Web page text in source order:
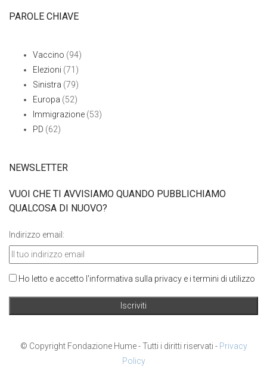
PAROLE CHIAVE
Vaccino (94)
Elezioni (71)
Sinistra (79)
Europa (52)
Immigrazione (53)
PD (62)
NEWSLETTER
VUOI CHE TI AVVISIAMO QUANDO PUBBLICHIAMO
QUALCOSA DI NUOVO?
Indirizzo email:
Ho letto e accetto l'informativa sulla privacy e i termini di utilizzo
© Copyright Fondazione Hume - Tutti i diritti riservati - Privacy
Policy